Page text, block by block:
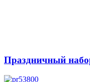
Праздничный